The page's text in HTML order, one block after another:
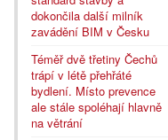
dokončila další milník
zavádění BIM v Česku
Téměř dvě třetiny Čechů
trápí v létě přehřáté
bydlení. Místo prevence
ale stále spoléhají hlavně
na větrání